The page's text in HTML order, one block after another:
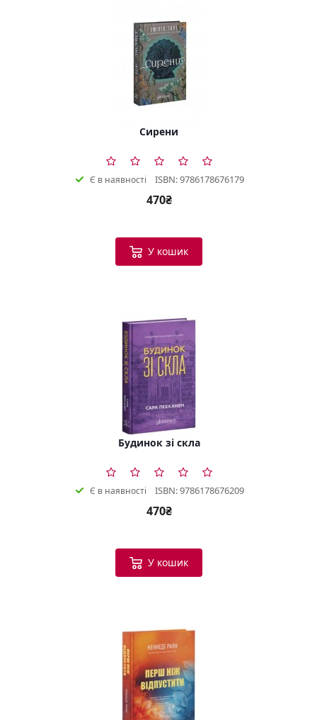
Сирени
Є в наявності ISBN: 9786178676179
470₴
У кошик
Будинок зі скла
Є в наявності ISBN: 9786178676209
470₴
У кошик